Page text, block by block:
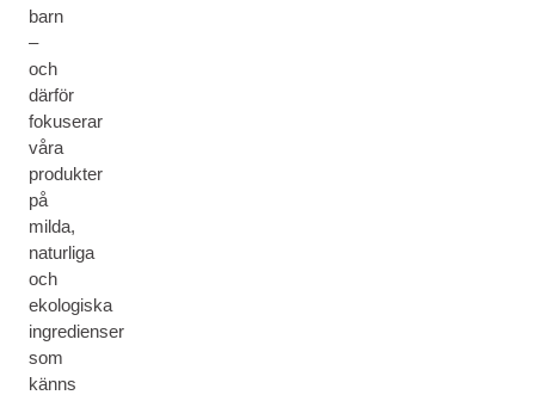
barn
–
och
därför
fokuserar
våra
produkter
på
milda,
naturliga
och
ekologiska
ingredienser
som
känns